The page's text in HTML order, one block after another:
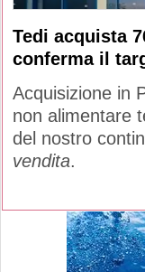
Tedi acquista
conferma il
Acquisizione in
non alimentare
del nostro
vendita.